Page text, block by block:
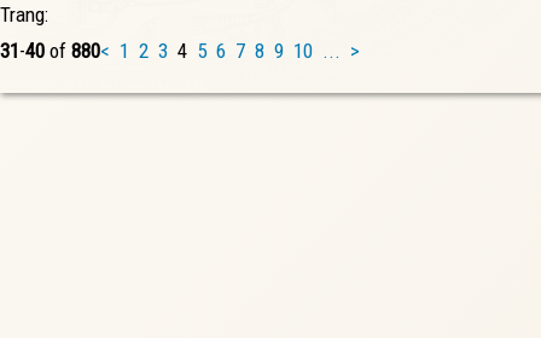
Trang:
31-40 of 880< 1 2 3 4 5 6 7 8 9 10 ... >